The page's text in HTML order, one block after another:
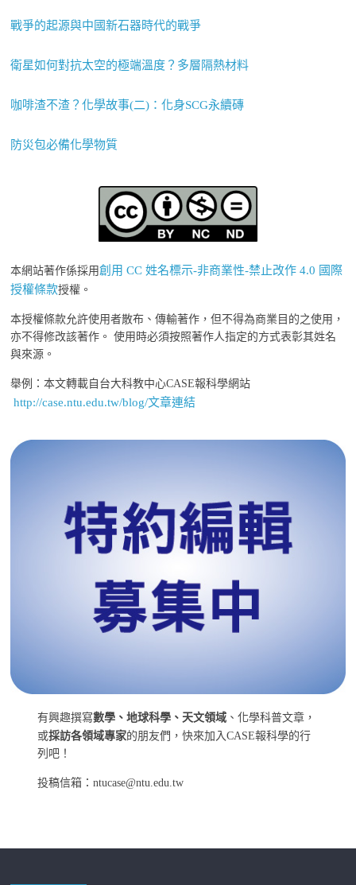
戰爭的起源與中國新石器時代的戰爭
衛星如何對抗太空的極端溫度？多層隔熱材料
咖啡渣不渣？化學故事(二)：化身SCG永續磚
防災包必備化學物質
本網站著作係採用創用 CC 姓名標示-非商業性-禁止改作 4.0 國際
授權條款授權。
本授權條款允許使用者散布、傳輸著作，但不得為商業目的之使用，
亦不得修改該著作。 使用時必須按照著作人指定的方式表彰其姓名
與來源。
舉例：本文轉載自台大科教中心CASE報科學網站
http://case.ntu.edu.tw/blog/文章連結
有興趣撰寫數學、地球科學、天文領域 、化學科普文章，
或採訪各領域專家的朋友們，快來加入CASE報科學的行
列吧！
投稿信箱：ntucase@ntu.edu.tw